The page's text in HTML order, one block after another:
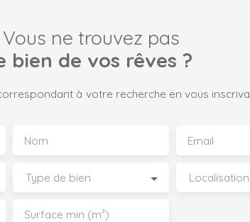
Vous ne trouvez pas
bien de vos rêves ?
à votre recherche en vous
Nom Email
Type de bien Localisation
Surface min (m²)